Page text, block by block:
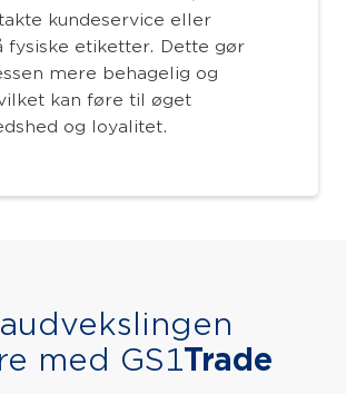
kundeservice eller
fysiske etiketter. Dette gør
mere behagelig og
kan føre til øget
og loyalitet.
med GS1Trade